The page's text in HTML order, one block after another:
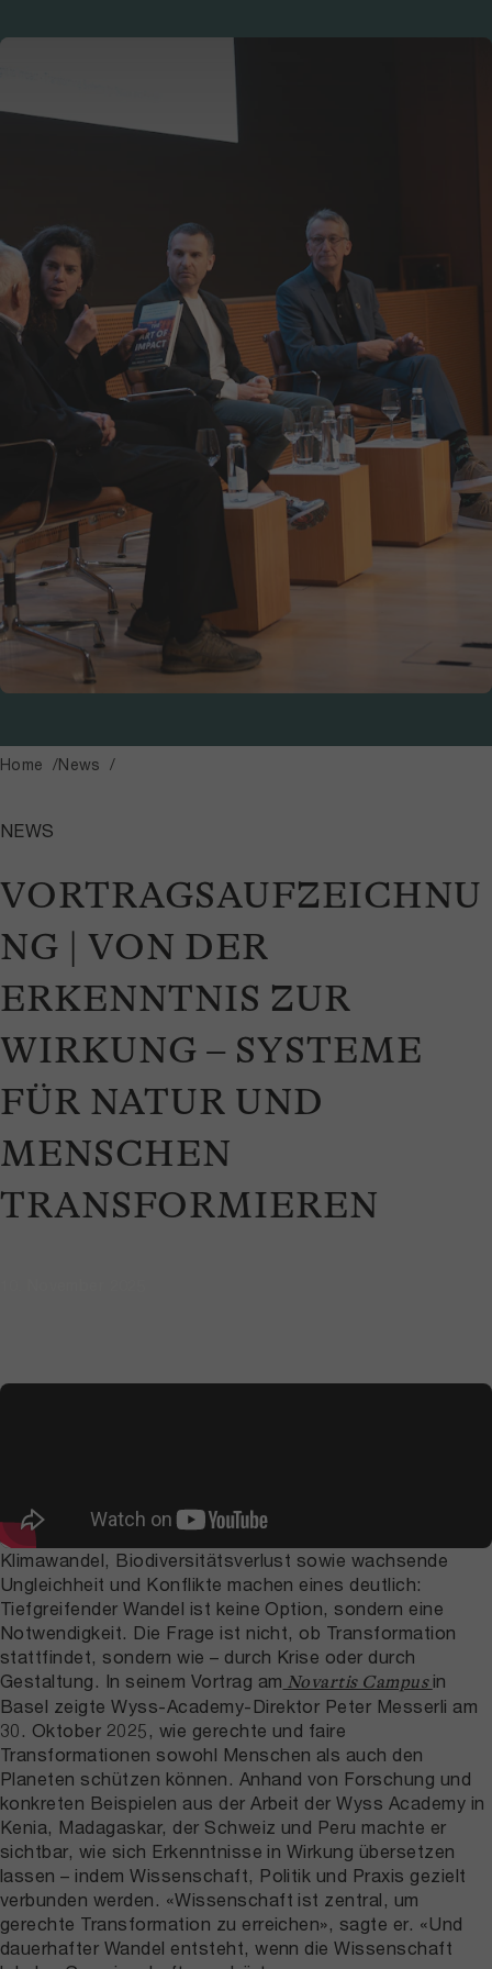
Home News
VORTRAGSAUFZEICHNU
NG | VON DER
ERKENNTNIS ZUR
WIRKUNG – SYSTEME
FÜR NATUR UND
MENSCHEN
TRANSFORMIEREN
NEWS
Klimawandel, Biodiversitätsverlust sowie wachsende
Ungleichheit und Konflikte machen eines deutlich:
Tiefgreifender Wandel ist keine Option, sondern eine
Notwendigkeit. Die Frage ist nicht, ob Transformation
stattfindet, sondern wie – durch Krise oder durch
Gestaltung. In seinem Vortrag am Novartis Campus in
Basel zeigte Wyss-Academy-Direktor Peter Messerli am
30. Oktober 2025, wie gerechte und faire
Transformationen sowohl Menschen als auch den
Planeten schützen können. Anhand von Forschung und
konkreten Beispielen aus der Arbeit der Wyss Academy in
Kenia, Madagaskar, der Schweiz und Peru machte er
sichtbar, wie sich Erkenntnisse in Wirkung übersetzen
lassen – indem Wissenschaft, Politik und Praxis gezielt
verbunden werden. «Wissenschaft ist zentral, um
gerechte Transformation zu erreichen», sagte er. «Und
dauerhafter Wandel entsteht, wenn die Wissenschaft